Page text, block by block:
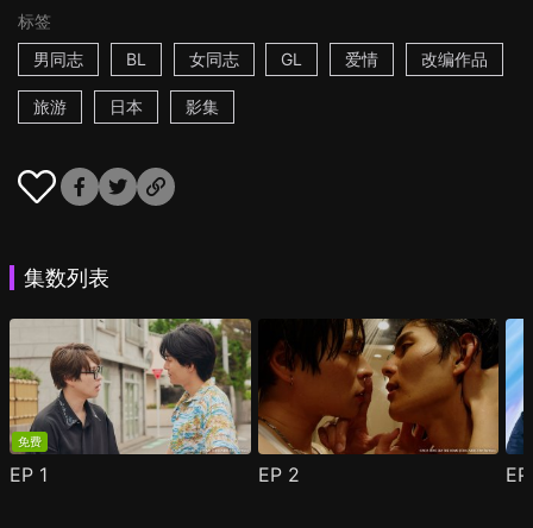
标签
男同志
BL 女同志 GL 爱情 改编作品
旅游 日本 影集
集数列表
免费
EP 1 EP 2